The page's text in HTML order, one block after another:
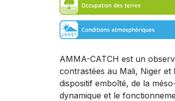
AMMA-CATCH est un
contrastées au Mali, Niger
dispositif emboîté, de la
dynamique et le